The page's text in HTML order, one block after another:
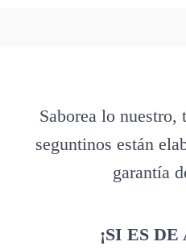
Saborea lo nuestro,
seguntinos están
garantía
¡SI ES